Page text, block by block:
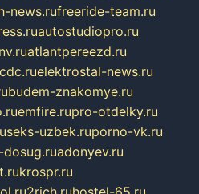
news.rufreeride-team.ru
autostudiopro.ru
atlantpereezd.ru
elektrostal-news.ru
budem-znakomye.ru
emfire.rupro-otdelky.ru
seks-uzbek.ruporno-vk.ru
adonyev.ru
krospr.ru